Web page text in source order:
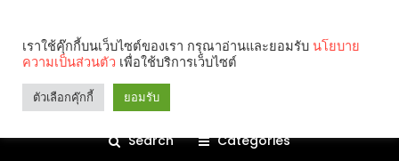
Search Categories
Millennial Pink
LIFEMATTERS
เราใช้คุ๊กกี้บนเว็บไซต์ของเรา กรุณาอ่านและยอมรับ นโยบาย
ความเป็นส่วนตัว เพื่อใช้บริการเว็บไซต์
ตัวเลือกคุ๊กกี้ ยอมรับ